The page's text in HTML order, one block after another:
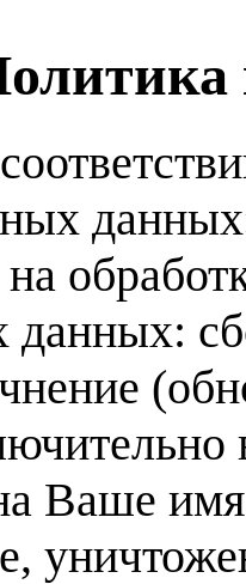
на
данных:
Ваше